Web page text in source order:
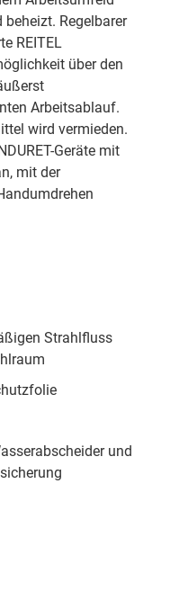
Regelbarer
REITEL
über den
Arbeitsablauf.
wird vermieden.
Geräte mit
mit der
Strahlfluss
und